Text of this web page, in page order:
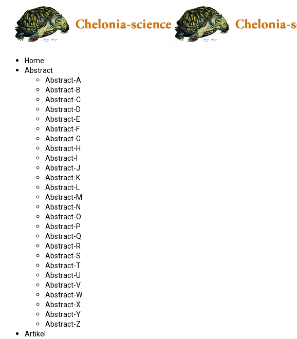
Home
Abstract
Abstract-A
Abstract-B
Abstract-C
Abstract-D
Abstract-E
Abstract-F
Abstract-G
Abstract-H
Abstract-I
Abstract-J
Abstract-K
Abstract-L
Abstract-M
Abstract-N
Abstract-O
Abstract-P
Abstract-Q
Abstract-R
Abstract-S
Abstract-T
Abstract-U
Abstract-V
Abstract-W
Abstract-X
Abstract-Y
Abstract-Z
Artikel